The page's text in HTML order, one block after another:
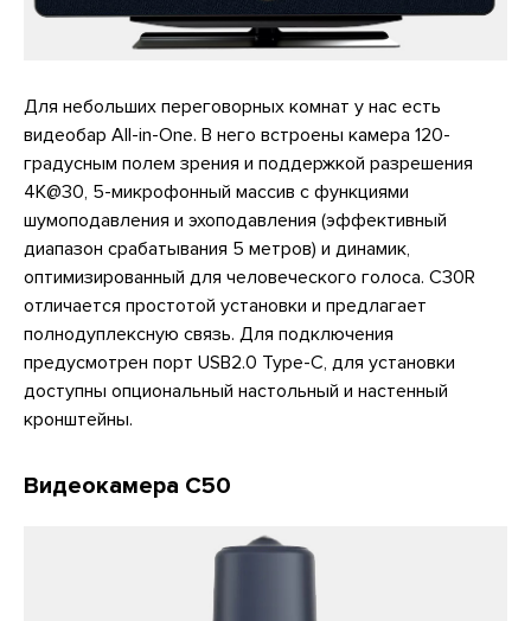
Для небольших переговорных комнат у нас есть
видеобар All-in-Оne. В него встроены камера 120-
градусным полем зрения и поддержкой разрешения
4K@30, 5-микрофонный массив с функциями
шумоподавления и эхоподавления (эффективный
диапазон срабатывания 5 метров) и динамик,
оптимизированный для человеческого голоса. C30R
отличается простотой установки и предлагает
полнодуплексную связь. Для подключения
предусмотрен порт USB2.0 Type-C, для установки
доступны опциональный настольный и настенный
кронштейны.
Видеокамера C50